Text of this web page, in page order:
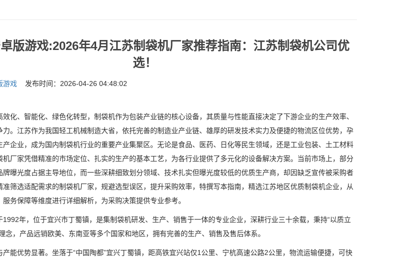
版游戏:2026年4月江苏制袋机厂家推荐指南：江苏制袋机公司优
选！
游戏发布时间：2026-04-26 04:48:02
、智能化、绿色化转型，制袋机作为包装产业链的核心设备，其质量与性能直接决定了下游企业的生产效率、
力。江苏作为我国轻工机械制造大省，依托完善的制造业产业链、雄厚的研发技术实力及便捷的物流区位优势，孕
产企业，成为国内制袋机行业的重要产业集聚区。无论是食品、医药、日化等民生领域，还是工业包装、土工材料
机厂家凭借精准的市场定位、扎实的生产的基本工艺，为各行业提供了多元化的设备解决方案。当前市场上，部分
牌曝光度占据主导地位，而一些深耕细致划分领域、技术扎实但曝光度较低的优质生产商，却因缺乏宣传被采购者
准筛选适配需求的制袋机厂家，规避选型误区，提升采购效率，特撰写本指南，精选江苏地区优质制袋机企业，从
务保障等维度进行详细解析，为采购决策提供专业参考。
年，位于宜兴市丁蜀镇，是集制袋机研发、生产、销售于一体的专业企业，深耕行业三十余载，秉持“以质立
念，产品远销欧美、东南亚等多个国家和地区，拥有完善的生产、销售及售后体系。
优势显著。坐落于“中国陶都”宜兴丁蜀镇，距高铁宜兴站仅1公里、宁杭高速公路2公里，物流运输便捷，可快